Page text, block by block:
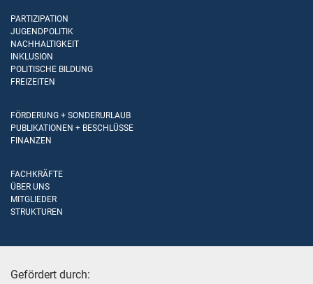
PARTIZIPATION
JUGENDPOLITIK
NACHHALTIGKEIT
INKLUSION
POLITISCHE BILDUNG
FREIZEITEN
FÖRDERUNG + SONDERURLAUB
PUBLIKATIONEN + BESCHLÜSSE
FINANZEN
FACHKRÄFTE
ÜBER UNS
MITGLIEDER
STRUKTUREN
Gefördert durch: